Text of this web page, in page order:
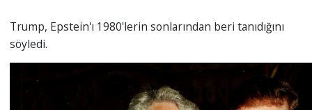
Trump, Epstein'ı 1980'lerin sonlarından beri tanıdığını
söyledi.